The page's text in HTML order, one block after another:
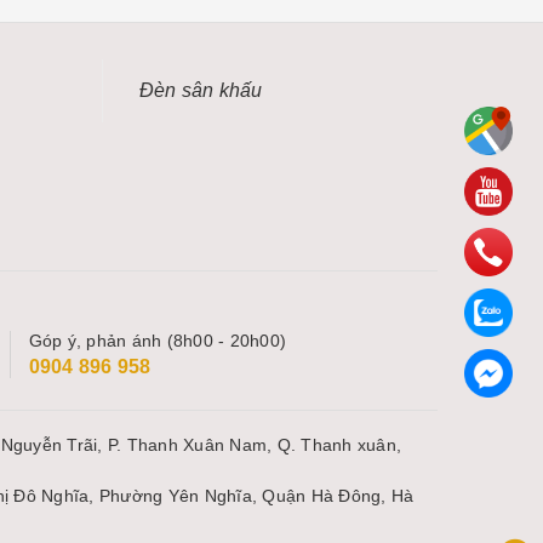
Đèn sân khấu
Góp ý, phản ánh (8h00 - 20h00)
0904 896 958
Trãi, P. Thanh Xuân Nam, Q. Thanh xuân,
Đô Nghĩa, Phường Yên Nghĩa, Quận Hà Đông, Hà